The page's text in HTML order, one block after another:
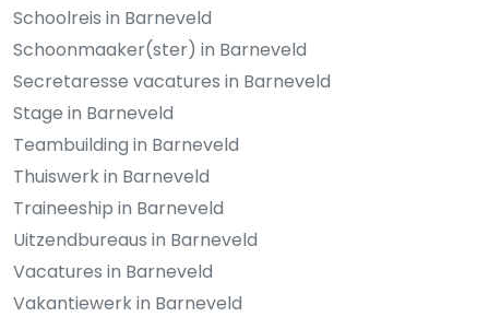
Schoolreis in Barneveld
Schoonmaaker(ster) in Barneveld
Secretaresse vacatures in Barneveld
Stage in Barneveld
Teambuilding in Barneveld
Thuiswerk in Barneveld
Traineeship in Barneveld
Uitzendbureaus in Barneveld
Vacatures in Barneveld
Vakantiewerk in Barneveld